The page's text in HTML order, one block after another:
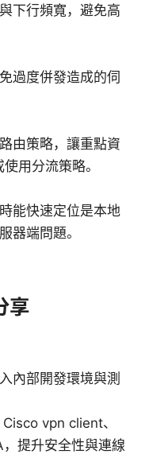
下行頻寬，避免高
過度併發造成的伺
由策略，讓重點資
用分流策略。
能快速定位是本地
器端問題。
享
內部開發環境與測
vpn client、
提升安全性與連線